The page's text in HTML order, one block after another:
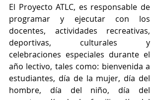
El Proyecto ATLC, es responsable de
programar y ejecutar con los
docentes, actividades recreativas,
deportivas, culturales y
celebraciones especiales durante el
año lectivo, tales como: bienvenida a
estudiantes, día de la mujer, día del
hombre, día del niño, día del